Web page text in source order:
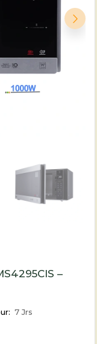
–
7 Jrs